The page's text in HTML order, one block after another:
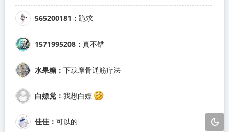
565200181： 跪求
1571995208： 真不错
水果糖： 下载摩骨通筋疗法
白嫖党： 我想白嫖
佳佳： 可以的